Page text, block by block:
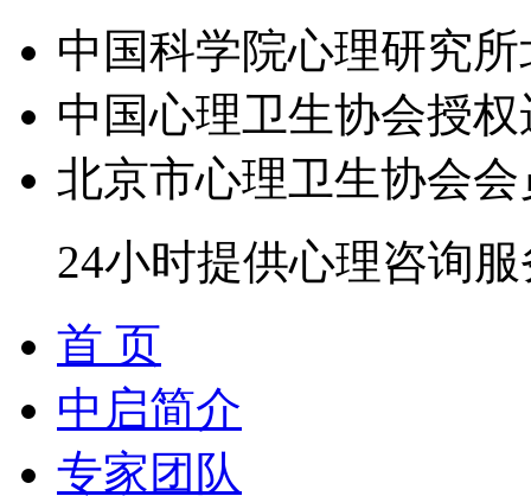
中国科学院心理研究
中国心理卫生协会授
北京市心理卫生协会
24小时提供心理咨询服
首 页
中启简介
专家团队